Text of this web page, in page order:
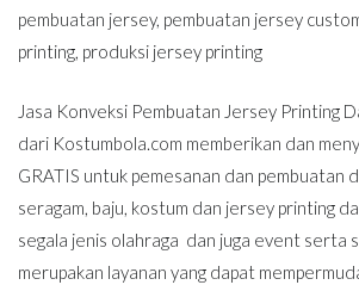
pembuatan jersey, pembuatan jersey
printing, produksi jersey printing
Jasa Konveksi Pembuatan Jersey Printing
dari Kostumbola.com memberikan dan
GRATIS untuk pemesanan dan pembuatan
seragam, baju, kostum dan jersey printing
segala jenis olahraga dan juga event serta
merupakan layanan yang dapat